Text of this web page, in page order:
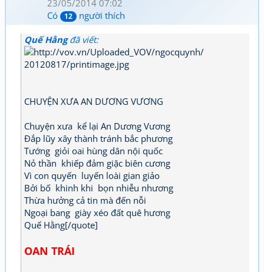
23/05/2014 07:02
Có
12 người thích
Quế Hằngđã viết:
CHUYỆN XƯA AN DƯƠNG VƯƠNG
Chuyện xưa kể lại An Dương Vương
Đắp lũy xây thành tránh bắc phương
Tướng giỏi oai hùng dân nội quốc
Nỏ thần khiếp đảm giặc biên cương
Vì con quyến luyến loài gian giảo
Bởi bố khinh khi bọn nhiễu nhương
Thừa hưởng cả tin mà đến nỗi
Ngoại bang giày xéo đất quê hương
Quế Hằng[/quote]
OAN TRÁI